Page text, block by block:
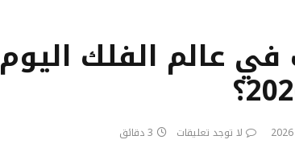
عالم الفلك اليوم
لا توجد تعليقات 3 دقائق